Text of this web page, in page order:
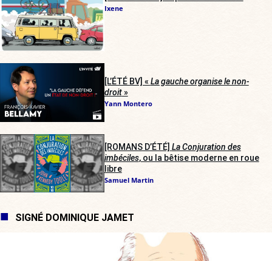
Ixene
[L’ÉTÉ BV] « La gauche organise le non-
droit»
Yann Montero
[ROMANS D’ÉTÉ] La Conjuration des
imbéciles, ou la bêtise moderne en roue
libre
Samuel Martin
SIGNÉ DOMINIQUE JAMET